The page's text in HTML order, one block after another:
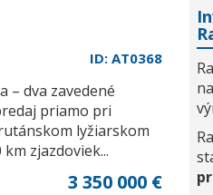
ID: AT0368
– dva zavedené
priamo pri
lyžiarskom
zjazdoviek...
3 350 000 €